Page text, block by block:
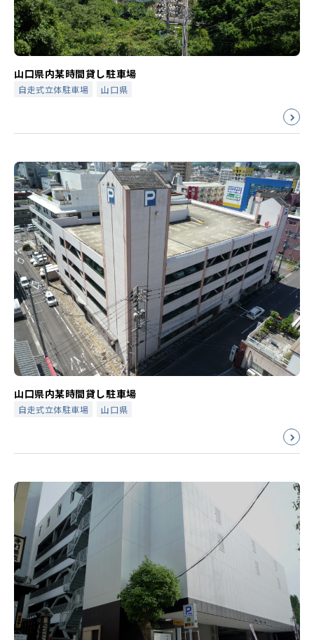
山口県内某時間貸し駐車場
自走式立体駐車場 山口県
山口県内某時間貸し駐車場
自走式立体駐車場 山口県